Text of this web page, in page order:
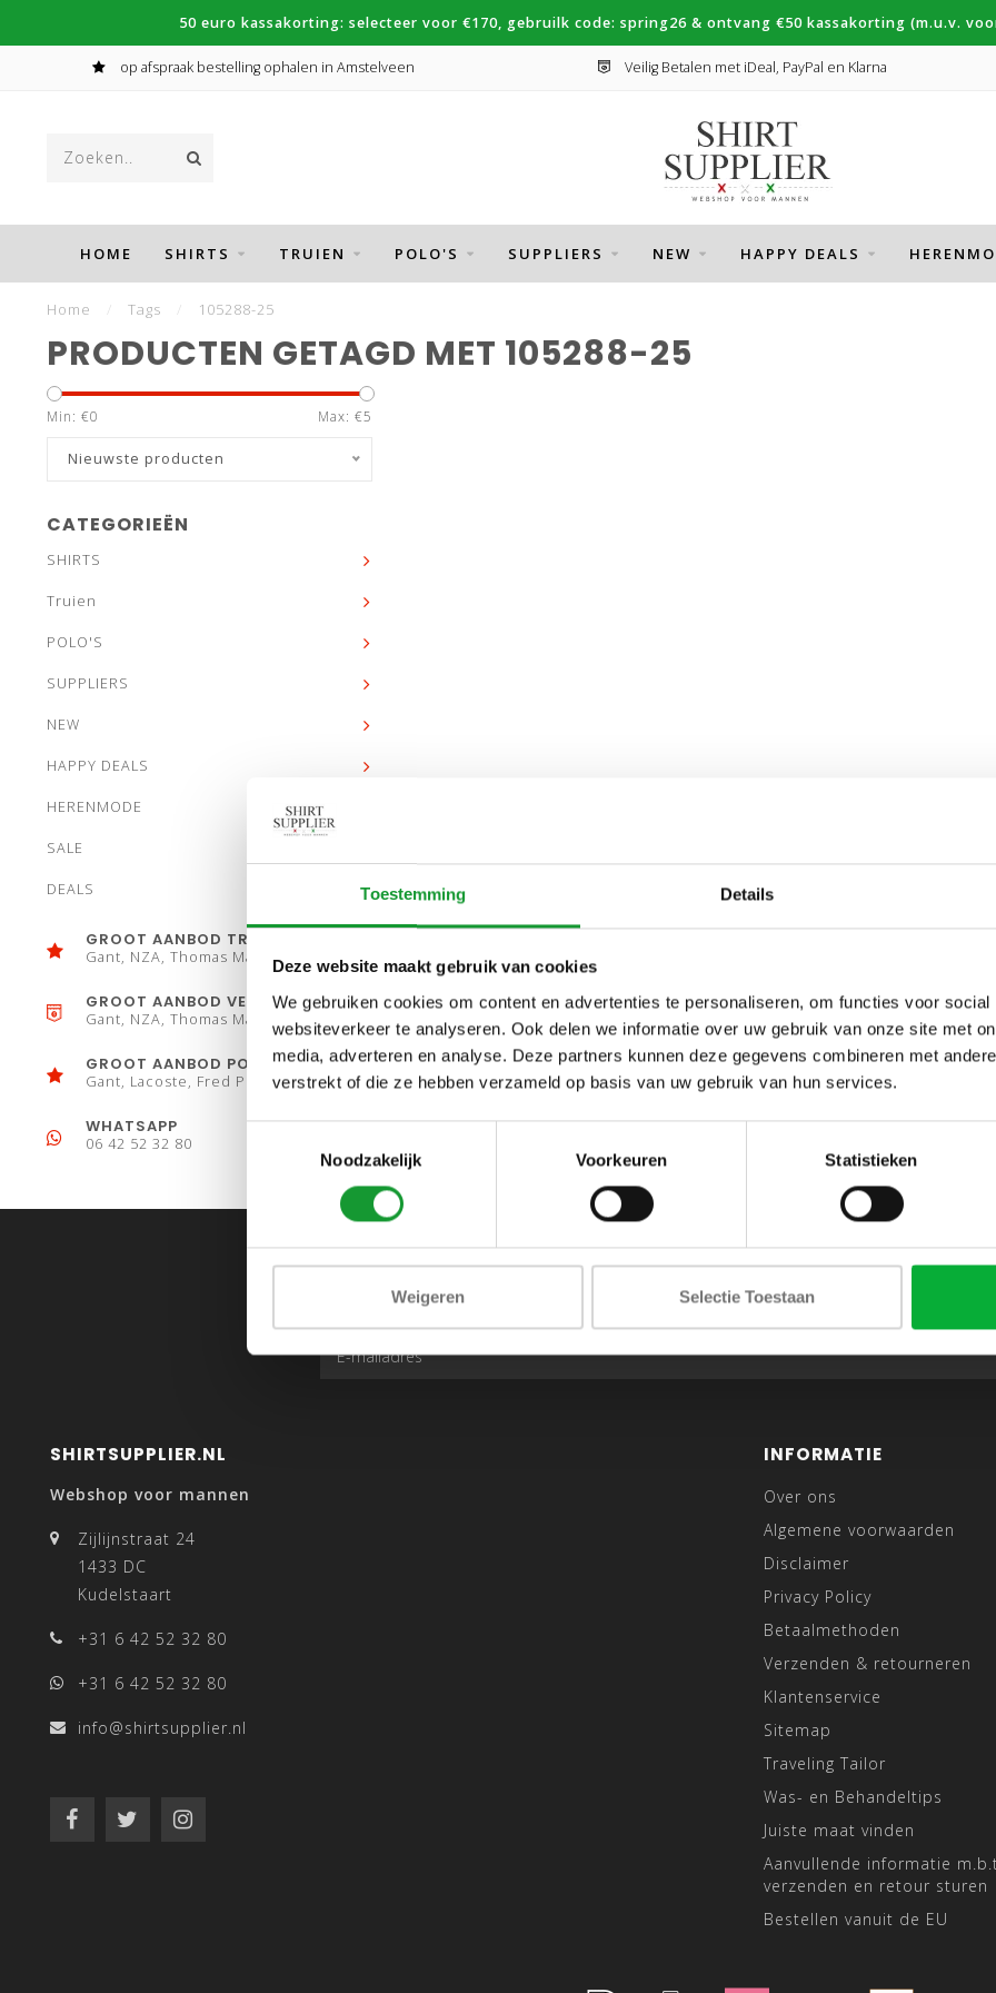
Toestemming Details
Deze website maakt gebruik van cookies
We gebruiken cookies om content en advertenties te personaliseren, om functies voor
websiteverkeer te analyseren. Ook delen we informatie over uw gebruik van onze site met
media, adverteren en analyse. Deze partners kunnen deze gegevens combineren met
verstrekt of die ze hebben verzameld op basis van uw gebruik van hun services.
Noodzakelijk
Voorkeuren Statistieken
Weigeren Selectie Toestaan
50 euro kassakorting: selecteer voor €170, gebruilk code: spring26 & ontvang €50 kassakorting (m.u.v.
op afspraak bestelling ophalen in Amstelveen Veilig Betalen met iDeal, PayPal en Klarna
HOME SHIRTS TRUIEN POLO'S SUPPLIERS NEW HAPPY DEALS
Home Tags 105288-25
PRODUCTEN GETAGD MET 105288-25
Min: €0 Max: €5
Nieuwste producten
CATEGORIEËN
SHIRTS
Truien
POLO'S
SUPPLIERS
NEW
HAPPY DEALS
HERENMODE
SALE
DEALS
GROOT AANBOD TRUIEN
Gant, NZA, Thomas Maine
GROOT AANBOD VESTEN
Gant, NZA, Thomas Maine
GROOT AANBOD POLO´S
Gant, Lacoste, Fred Perry
WHATSAPP
06 42 52 32 80
SHIRTSUPPLIER.NL
Webshop voor mannen
Zijlijnstraat 24
1433 DC
Kudelstaart
+31 6 42 52 32 80
+31 6 42 52 32 80
info@shirtsupplier.nl
INFORMATIE
Over ons
Algemene voorwaarden
Disclaimer
Privacy Policy
Betaalmethoden
Verzenden & retourneren
Klantenservice
Sitemap
Traveling Tailor
Was- en Behandeltips
Juiste maat vinden
Aanvullende informatie
verzenden en retour sturen
Bestellen vanuit de EU